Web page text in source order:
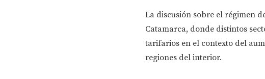
La discusión sobre el régimen
Catamarca, donde distintos
tarifarios en el contexto del
regiones del interior.